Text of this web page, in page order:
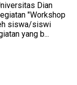
Dian
"Workshop
siswa/siswi
yang b...